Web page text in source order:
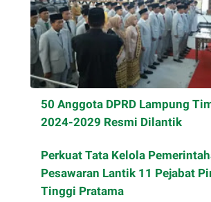
50 Anggota DPRD Lampung
2024-2029 Resmi Dilantik
Perkuat Tata Kelola
Pesawaran Lantik 11 Pejabat
Tinggi Pratama